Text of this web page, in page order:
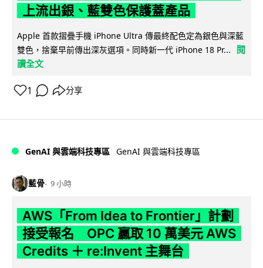
上流出銀、藍雙色保護蓋產品
Apple 首款摺疊手機 iPhone Ultra 傳最終配色定為銀色與深藍
雙色，捨棄早前傳出深灰選項。同時新一代 iPhone 18 Pr...
閱
讀全文
1 分享
GenAI 與雲端科技專區 GenAI 與雲端科技專區
藍骨 9 小時
AWS「From Idea to Frontier」計劃
接受報名 OPC 贏取 10 萬美元 AWS
Credits ＋ re:Invent 主舞台